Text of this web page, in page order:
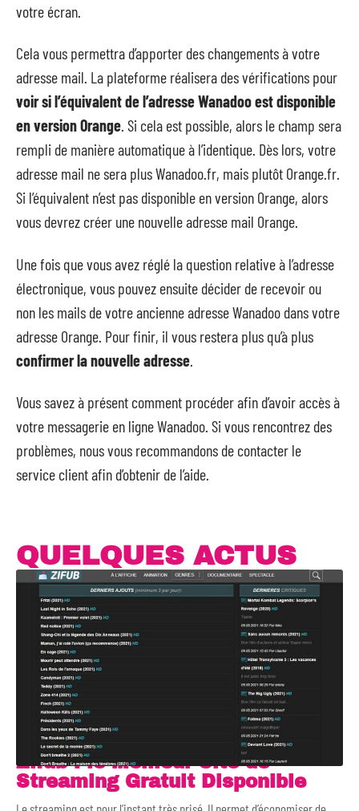
votre écran.
Cela vous permettra d’apporter des changements à votre
adresse mail. La plateforme réalisera des vérifications pour
voir si l’équivalent de l’adresse Wanadoo est disponible
en version Orange. Si cela est possible, alors le champ sera
rempli de manière automatique à l’identique. Dès lors, votre
adresse mail ne sera plus Wanadoo.fr, mais plutôt Orange.fr.
Si l’équivalent n’est pas disponible en version Orange, alors
vous devrez créer une nouvelle adresse mail Orange.
Une fois que vous avez réglé la question relative à l’adresse
électronique, vous pouvez ensuite décider de recevoir ou
non les mails de votre ancienne adresse Wanadoo dans votre
adresse Orange. Pour finir, il vous restera plus qu’à plus
confirmer la nouvelle adresse
Vous savez à présent comment procéder afin d’avoir accès à
votre messagerie en ligne Wanadoo. Si vous rencontrez des
problèmes, nous vous recommandons de contacter le
service client afin d’obtenir de l’aide.
QUELQUES ACTUS
Zifub : le Meilleur Site de
Streaming Gratuit Disponible